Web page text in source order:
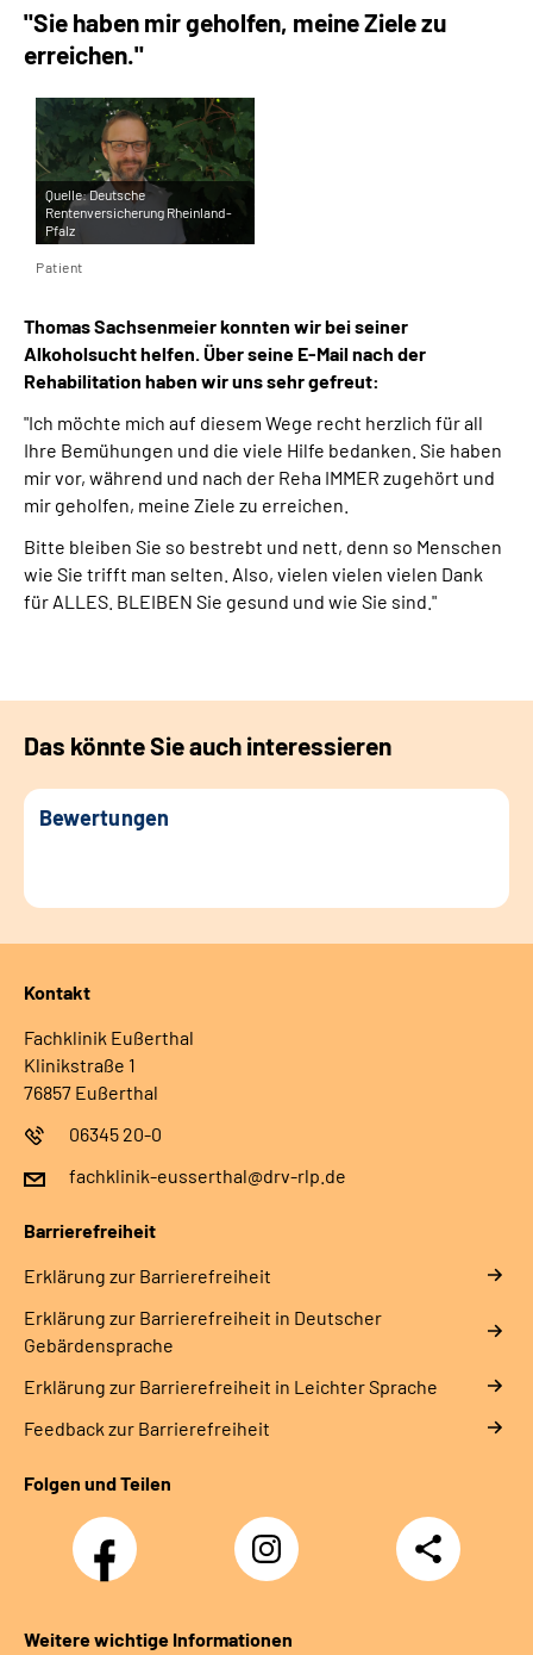
"Sie haben mir geholfen, meine Ziele zu
erreichen."
Quelle:Deutsche
Rentenversicherung Rheinland-
Pfalz
Patient
Thomas Sachsenmeier konnten wir bei seiner
Alkoholsuchthelfen. Über seine E-Mailnach der
Rehabilitation haben wir uns sehr gefreut:
"Ich möchte mich auf diesem Wege recht herzlich für all
Ihre Bemühungen und die viele Hilfe bedanken. Sie haben
mir vor, während und nach der Reha IMMER zugehört und
mir geholfen, meine Ziele zu erreichen.
Bitte bleiben Sie so bestrebt und nett, denn so Menschen
wie Sie trifft man selten. Also, vielen vielen vielen Dank
für ALLES. BLEIBEN Sie gesund und wie Sie sind."
Das könnte Sie auch interessieren
Bewertungen
Kontakt
Fachklinik Eußerthal
Klinikstraße 1
76857 Eußerthal
06345 20-0
fachklinik-eusserthal@drv-rlp.de
Barrierefreiheit
Erklärung zur Barrierefreiheit
Erklärung zur Barrierefreiheit in Deutscher
Gebärdensprache
Erklärung zur Barrierefreiheit in Leichter Sprache
Feedback zur Barrierefreiheit
Folgen und Teilen
Facebook
Instagram
DRV
Nachwuchskräfte
Teilen
Weitere wichtige Informationen